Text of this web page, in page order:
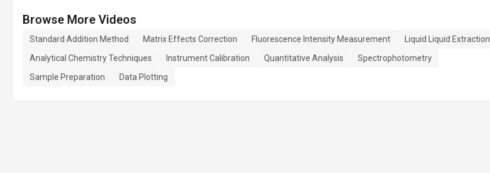
Browse More Videos
Standard Addition Method Matrix Effects Correction Fluorescence Intensity Measurement
Liquid Liquid Extraction
Analytical Chemistry Techniques
Instrument Calibration Quantitative Analysis
Spectrophotometry
Sample Preparation
Data Plotting